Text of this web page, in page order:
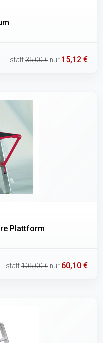
statt35,00 € nur 15,12 €
Plattform
statt105,00 € nur 60,10 €